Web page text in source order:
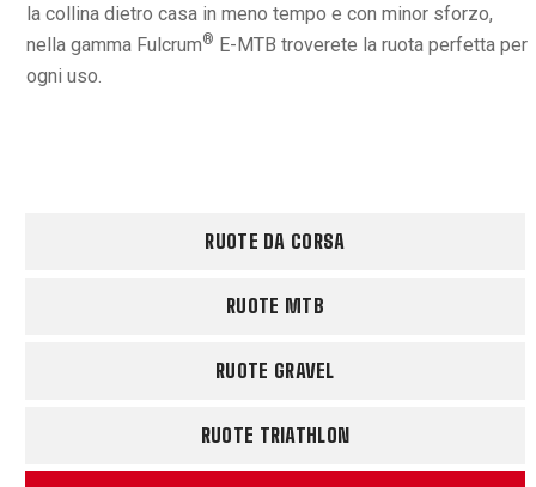
la collina dietro casa in meno tempo e con minor sforzo,
nella gamma Fulcrum® E-MTB troverete la ruota perfetta per
ogni uso.
RUOTE DA CORSA
RUOTE MTB
RUOTE GRAVEL
RUOTE TRIATHLON